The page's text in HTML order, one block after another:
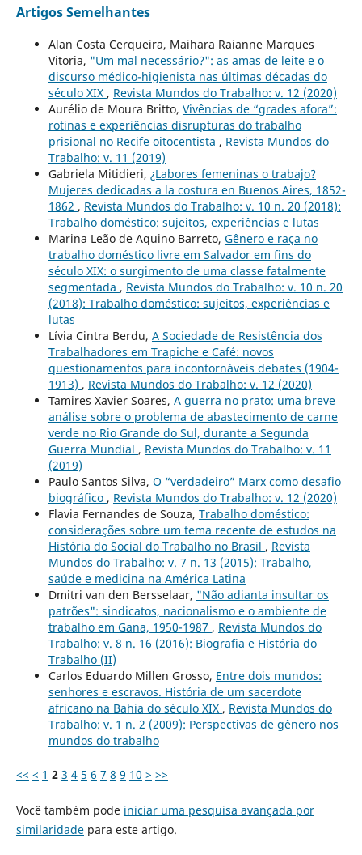
Artigos Semelhantes
Alan Costa Cerqueira, Maihara Raianne Marques
Vitoria, "Um mal necessário?": as amas de leite e o
discurso médico-higienista nas últimas décadas do
século XIX , Revista Mundos do Trabalho: v. 12 (2020)
Aurélio de Moura Britto, Vivências de “grades afora”:
rotinas e experiências disrupturas do trabalho
prisional no Recife oitocentista , Revista Mundos do
Trabalho: v. 11 (2019)
Gabriela Mitidieri, ¿Labores femeninas o trabajo?
Mujeres dedicadas a la costura en Buenos Aires, 1852-
1862 , Revista Mundos do Trabalho: v. 10 n. 20 (2018):
Trabalho doméstico: sujeitos, experiências e lutas
Marina Leão de Aquino Barreto, Gênero e raça no
trabalho doméstico livre em Salvador em fins do
século XIX: o surgimento de uma classe fatalmente
segmentada , Revista Mundos do Trabalho: v. 10 n. 20
(2018): Trabalho doméstico: sujeitos, experiências e
lutas
Lívia Cintra Berdu, A Sociedade de Resistência dos
Trabalhadores em Trapiche e Café: novos
questionamentos para incontornáveis debates (1904-
1913) , Revista Mundos do Trabalho: v. 12 (2020)
Tamires Xavier Soares, A guerra no prato: uma breve
análise sobre o problema de abastecimento de carne
verde no Rio Grande do Sul, durante a Segunda
Guerra Mundial , Revista Mundos do Trabalho: v. 11
(2019)
Paulo Santos Silva, O “verdadeiro” Marx como desafio
biográfico , Revista Mundos do Trabalho: v. 12 (2020)
Flavia Fernandes de Souza, Trabalho doméstico:
considerações sobre um tema recente de estudos na
História do Social do Trabalho no Brasil , Revista
Mundos do Trabalho: v. 7 n. 13 (2015): Trabalho,
saúde e medicina na América Latina
Dmitri van den Bersselaar, "Não adianta insultar os
patrões": sindicatos, nacionalismo e o ambiente de
trabalho em Gana, 1950-1987 , Revista Mundos do
Trabalho: v. 8 n. 16 (2016): Biografia e História do
Trabalho (II)
Carlos Eduardo Millen Grosso, Entre dois mundos:
senhores e escravos. História de um sacerdote
africano na Bahia do século XIX , Revista Mundos do
Trabalho: v. 1 n. 2 (2009): Perspectivas de gênero nos
mundos do trabalho
<< < 1 2 3 4 5 6 7 8 9 10 > >>
Você também pode iniciar uma pesquisa avançada por
similaridadepara este artigo.